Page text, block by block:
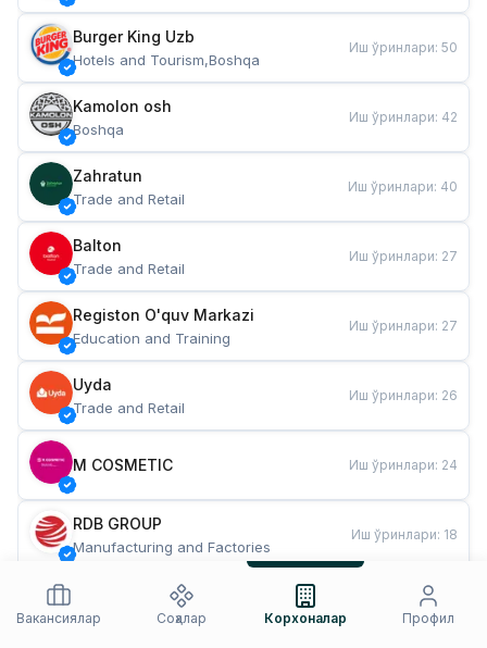
Burger King Uzb
Hotels and Tourism,Boshqa
Иш ўринлари: 50
Kamolon osh
Boshqa
Иш ўринлари: 42
Zahratun
Trade and Retail
Иш ўринлари: 40
Balton
Trade and Retail
Иш ўринлари: 27
Registon O'quv Markazi
Education and Training
Иш ўринлари: 27
Uyda
Trade and Retail
Иш ўринлари: 26
M COSMETIC Иш ўринлари: 24
RDB GROUP
Manufacturing and Factories
Иш ўринлари: 18
Restaurants and Fast Food
Иш ўринлари
Вакансиялар
Соҳалар Корхоналар Профил